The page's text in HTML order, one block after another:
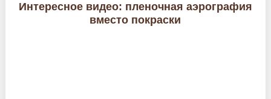
Интересное видео: пленочная аэрография
вместо покраски